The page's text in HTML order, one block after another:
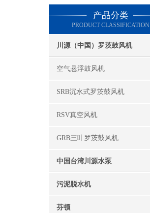
产品分类
PRODUCT CLASSIFICATION
川源（中国）罗茨鼓风机
空气悬浮鼓风机
SRB沉水式罗茨鼓风机
RSV真空风机
GRB三叶罗茨鼓风机
中国台湾川源水泵
污泥脱水机
芬顿